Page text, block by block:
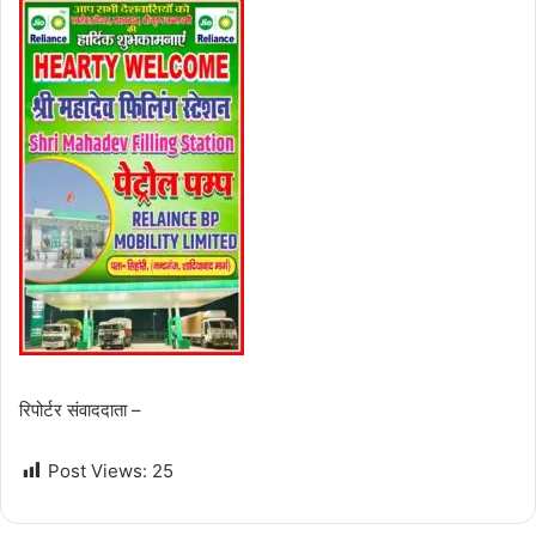
रिपोर्टर संवाददाता –
Post Views: 25